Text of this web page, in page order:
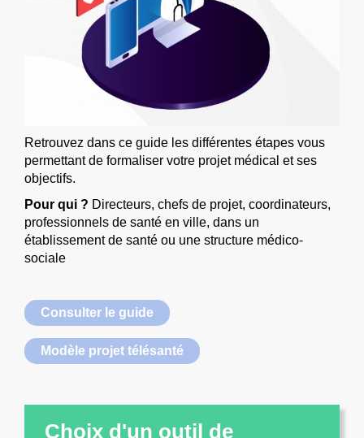
Retrouvez dans ce guide les différentes étapes vous
permettant de formaliser votre projet médical et ses
objectifs.
Pour qui ? Directeurs, chefs de projet, coordinateurs,
professionnels de santé en ville, dans un
établissement de santé ou une structure médico-
sociale
Consulter le guide
Modèle projet télésanté
Choix d'un outil de